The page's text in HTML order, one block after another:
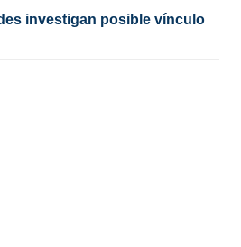
investigan posible vínculo